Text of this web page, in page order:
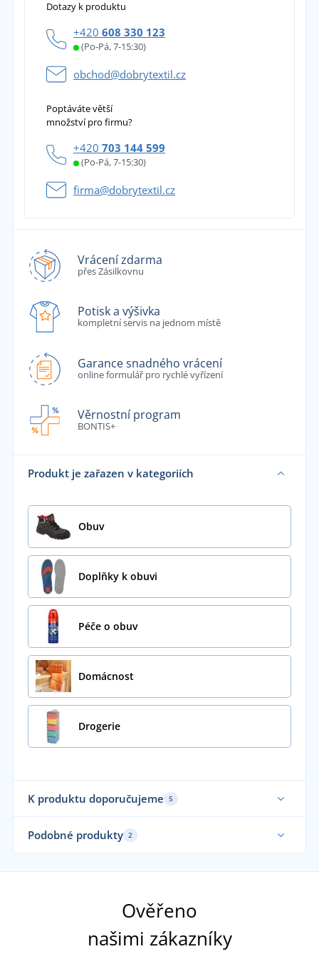
Dotazy k produktu
+420 608 330 123
(Po-Pá, 7-15:30)
obchod@dobrytextil.cz
Poptáváte větší
množství pro firmu?
+420 703 144 599
(Po-Pá, 7-15:30)
firma@dobrytextil.cz
Vrácení zdarma
přes Zásilkovnu
Potisk a výšivka
kompletní servis na jednom místě
Garance snadného vrácení
online formulář pro rychlé vyřízení
Věrnostní program
BONTIS+
Produkt je zařazen v kategoriích
Obuv
Doplňky k obuvi
Péče o obuv
Domácnost
Drogerie
K produktu doporučujeme 5
Podobné produkty 2
Ověřeno
našimi zákazníky